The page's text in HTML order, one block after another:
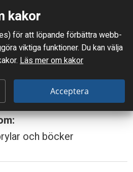
AB
och böcker
kakor
för att löpande förbättra webb­
viktiga funktioner. Du kan välja
Läs mer om kakor
Acceptera